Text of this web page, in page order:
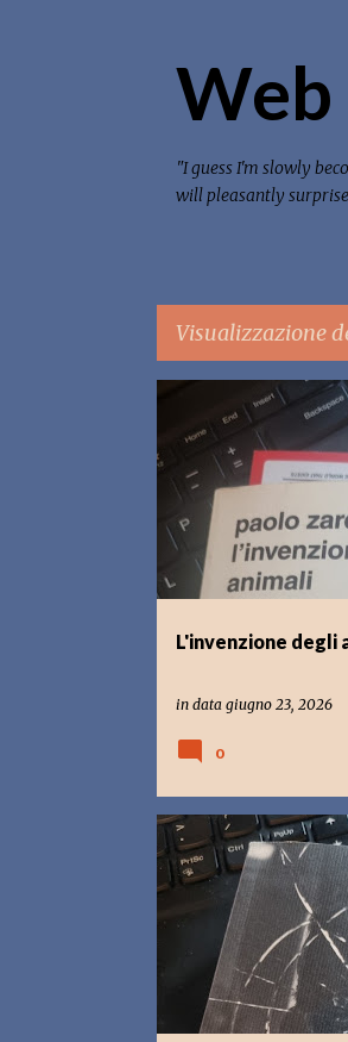
Web
"I guess I'm slowly
will pleasantly
Visualizzazione
o
t
L'invenzione degli
in data giugno 23, 2026
LIBRI CHE LEGGO
0
LIBRI NEW YORK